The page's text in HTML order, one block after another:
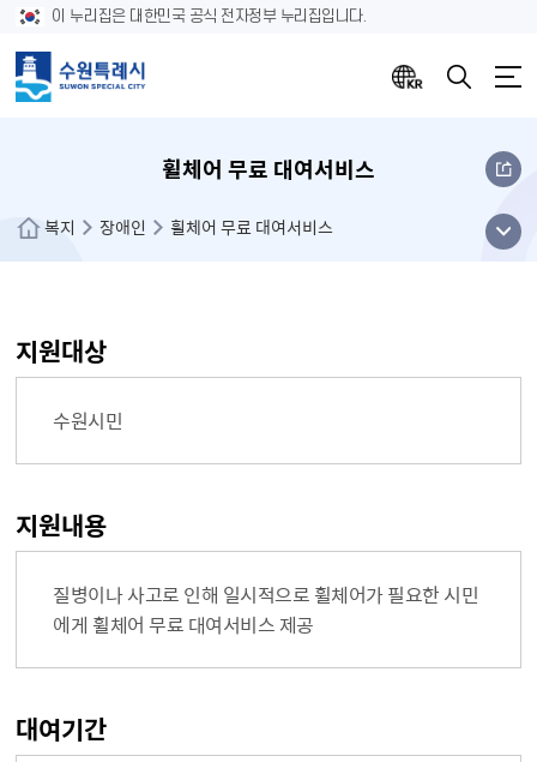
이 누리집은 대한민국 공식 전자정부 누리집입니다.
휠체어 무료 대여서비스
복지 장애인 휠체어 무료 대여서비스
메뉴
열기
지원대상
수원시민
지원내용
질병이나 사고로 인해 일시적으로 휠체어가 필요한 시민
에게 휠체어 무료 대여서비스 제공
대여기간